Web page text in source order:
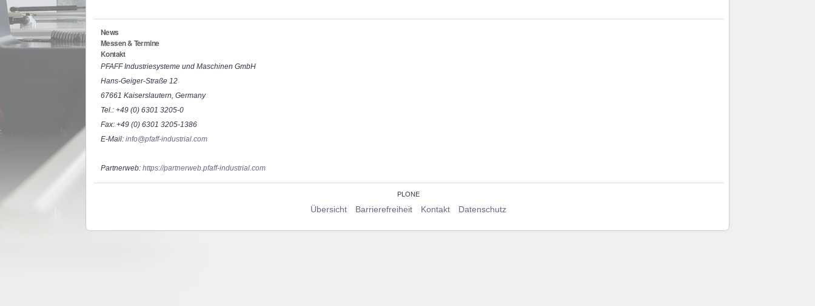
News
Messen & Termine
Kontakt
PFAFF Industriesysteme und Maschinen GmbH
Hans-Geiger-Straße 12
67661 Kaiserslautern, Germany
Tel.: +49 (0) 6301 3205-0
Fax: +49 (0) 6301 3205-1386
E-Mail: info@pfaff-industrial.com
Partnerweb: https://partnerweb.pfaff-industrial.com
PLONE
Übersicht Barrierefreiheit Kontakt Datenschutz